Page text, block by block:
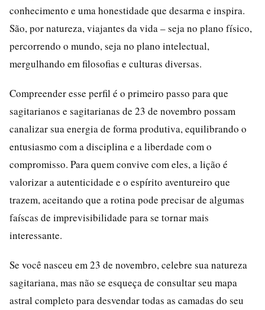
conhecimento e uma honestidade que desarma e inspira.
São, por natureza, viajantes da vida – seja no plano físico,
percorrendo o mundo, seja no plano intelectual,
mergulhando em filosofias e culturas diversas.
Compreender esse perfil é o primeiro passo para que
sagitarianos e sagitarianas de 23 de novembro possam
canalizar sua energia de forma produtiva, equilibrando o
entusiasmo com a disciplina e a liberdade com o
compromisso. Para quem convive com eles, a lição é
valorizar a autenticidade e o espírito aventureiro que
trazem, aceitando que a rotina pode precisar de algumas
faíscas de imprevisibilidade para se tornar mais
interessante.
Se você nasceu em 23 de novembro, celebre sua natureza
sagitariana, mas não se esqueça de consultar seu mapa
astral completo para desvendar todas as camadas do seu